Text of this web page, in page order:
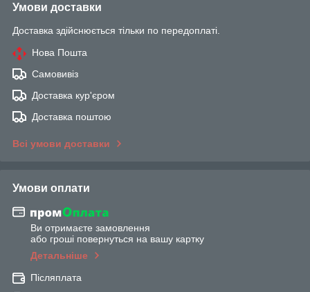
Умови доставки
Доставка здійснюється тільки по передоплаті.
Нова Пошта
Самовивіз
Доставка кур'єром
Доставка поштою
Всі умови доставки
Умови оплати
Ви отримаєте замовлення
або гроші повернуться на вашу картку
Детальніше
Післяплата